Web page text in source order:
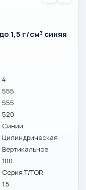
1,5 г/см³ синяя
4
555
555
520
Синий
Цилиндрическая
Вертикальное
100
Серия T/TOR
1.5